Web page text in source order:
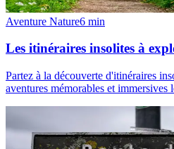
Aventure Nature6 min
Les itinéraires insolites à
Partez à la découverte d'itinéraires
aventures mémorables et immersives